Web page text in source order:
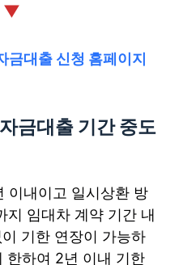
▼
금대출 신청 홈페이지
금대출 기간 중도
이내이고 일시상환 방
지 임대차 계약 기간 내
기한 연장이 가능하
한하여 2년 이내 기한